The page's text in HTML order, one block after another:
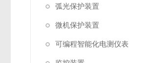
弧光保护装置
微机保护装置
可编程智能化电测仪表